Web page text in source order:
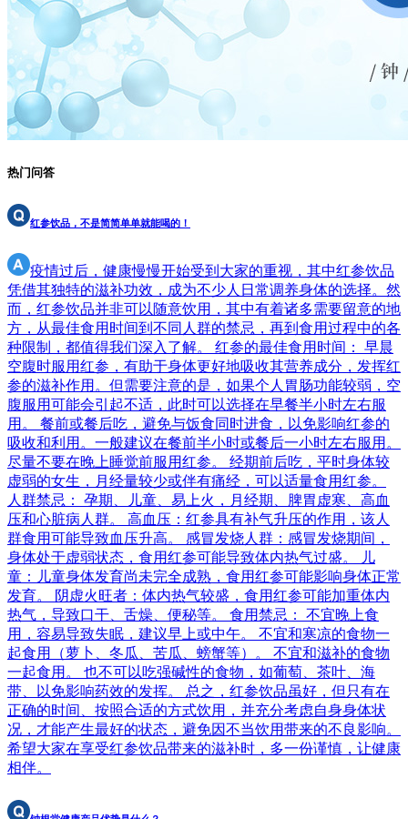
热门问答
红参饮品，不是简简单单就能喝的！
疫情过后，健康慢慢开始受到大家的重视，其中红参饮品
凭借其独特的滋补功效，成为不少人日常调养身体的选择。然
而，红参饮品并非可以随意饮用，其中有着诸多需要留意的地
方，从最佳食用时间到不同人群的禁忌，再到食用过程中的各
种限制，都值得我们深入了解。 红参的最佳食用时间： 早晨
空腹时服用红参，有助于身体更好地吸收其营养成分，发挥红
参的滋补作用。但需要注意的是，如果个人胃肠功能较弱，空
腹服用可能会引起不适，此时可以选择在早餐半小时左右服
用。 餐前或餐后吃，避免与饭食同时进食，以免影响红参的
吸收和利用。一般建议在餐前半小时或餐后一小时左右服用。
尽量不要在晚上睡觉前服用红参。 经期前后吃，平时身体较
虚弱的女生，月经量较少或伴有痛经，可以适量食用红参。
人群禁忌： 孕期、儿童、易上火，月经期、脾胃虚寒、高血
压和心脏病人群。 高血压：红参具有补气升压的作用，该人
群食用可能导致血压升高。 感冒发烧人群：感冒发烧期间，
身体处于虚弱状态，食用红参可能导致体内热气过盛。 儿
童：儿童身体发育尚未完全成熟，食用红参可能影响身体正常
发育。 阴虚火旺者：体内热气较盛，食用红参可能加重体内
热气，导致口干、舌燥、便秘等。 食用禁忌： 不宜晚上食
用，容易导致失眠，建议早上或中午。 不宜和寒凉的食物一
起食用（萝卜、冬瓜、苦瓜、螃蟹等）。 不宜和滋补的食物
一起食用。 也不可以吃强碱性的食物，如葡萄、茶叶、海
带、以免影响药效的发挥。 总之，红参饮品虽好，但只有在
正确的时间、按照合适的方式饮用，并充分考虑自身身体状
况，才能产生最好的状态，避免因不当饮用带来的不良影响。
希望大家在享受红参饮品带来的滋补时，多一份谨慎，让健康
相伴。